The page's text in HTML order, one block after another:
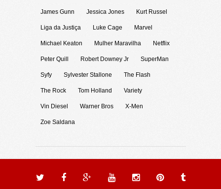
James Gunn Jessica Jones Kurt Russel
Liga da Justiça Luke Cage Marvel
Michael Keaton Mulher Maravilha Netflix
Peter Quill Robert Downey Jr SuperMan
Syfy Sylvester Stallone The Flash
The Rock Tom Holland Variety
Vin Diesel Warner Bros X-Men
Zoe Saldana